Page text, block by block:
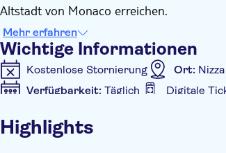
Altstadt von Monaco erreichen.
Sie haben etwas Freizeit, um die
Besucher geöffnet), die Kathedrale und
Wachwechsel am Palast miterleben,
von Monaco drehen.
Anschließend machen Sie Halt in Monte-
Unterwegs machen Sie Halt im
und besuchen eine typische Provence-
Mehr erfahren
Wichtige Informationen
Kostenlose Stornierung Ort: Nizza
Verfügbarkeit: Täglich Digitale
Sofortbestätigung
Highlights